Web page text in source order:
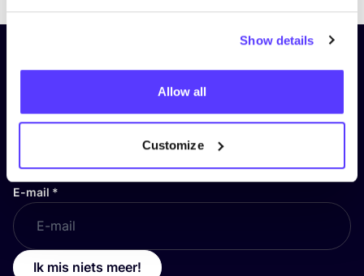
Show details
Allow all
Customize
en blijf op de hoogte!
Voornaam*
E-mail *
Ik mis niets meer!